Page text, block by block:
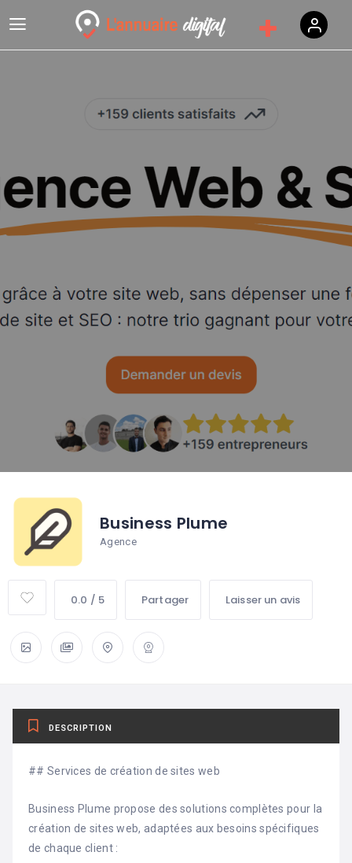
Business Plume
Agence
0.0 / 5 Partager Laisser un avis
DESCRIPTION
## Services de création de sites web
Business Plume propose des solutions complètes pour la
création de sites web, adaptées aux besoins spécifiques
de chaque client :